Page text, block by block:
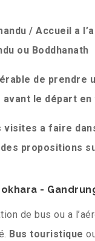
/ Accueil a
ou Boddhanath
de prendre
le départ en
visites a faire
propositions
-
de bus ou a
Bus touristique